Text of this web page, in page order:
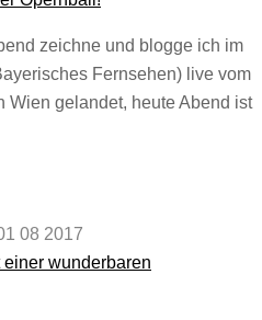
zeichne und blogge ich im
Fernsehen) live vom
Wien gelandet, heute Abend ist
08 2017
wunderbaren